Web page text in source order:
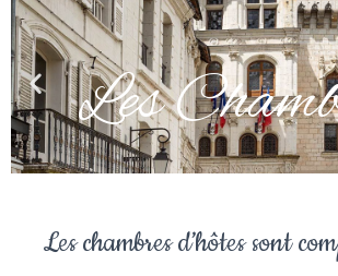
Les
Les chambres d’hôtes sont